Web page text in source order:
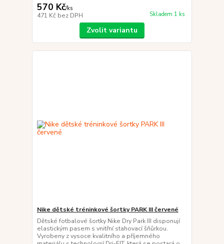
570 Kč/ks
471 Kč bez DPH Skladem 1 ks
Zvolit variantu
Nike dětské tréninkové šortky PARK III červené
Dětské fotbalové šortky Nike Dry Park III disponují
elastickým pasem s vnitřní stahovací šňůrkou.
Vyrobeny z vysoce kvalitního a příjemného